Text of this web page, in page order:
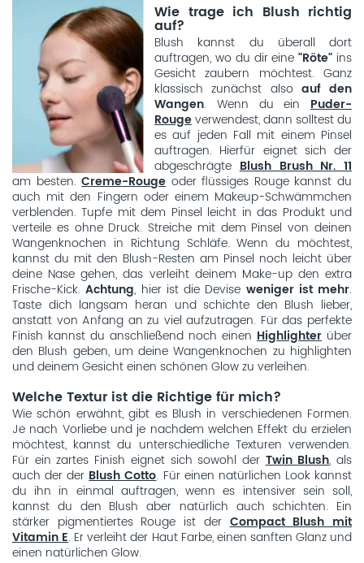
Wie trage ich Blush richtig
auf?
Blush kannst du überall dort
auftragen, wo du dir eine"Röte" ins
Gesicht zaubern möchtest. Ganz
klassisch zunächst also auf den
Wangen. Wenn du ein Puder-
Rougeverwendest, dann solltest du
es auf jeden Fall mit einem Pinsel
auftragen. Hierfür eignet sich der
abgeschrägteBlush Brush Nr. 11
am besten.Creme-Rougeoder flüssiges Rouge kannst du
auch mit den Fingern oder einem Makeup-Schwämmchen
verblenden. Tupfe mit dem Pinsel leicht in das Produkt und
verteile es ohne Druck. Streiche mit dem Pinsel von deinen
Wangenknochen in Richtung Schläfe. Wenn du möchtest,
kannst du mit den Blush-Resten am Pinsel noch leicht über
deine Nase gehen, das verleiht deinem Make-up den extra
Frische-Kick.Achtung, hier ist die Devise weniger ist mehr.
Taste dich langsam heran und schichte den Blush lieber,
anstatt von Anfang an zu viel aufzutragen. Für das perfekte
Finish kannst du anschließend noch einen Highlighter über
den Blush geben, um deine Wangenknochen zu highlighten
und deinem Gesicht einen schönen Glow zu verleihen.
Welche Textur ist die Richtige für mich?
Wie schön erwähnt, gibt es Blush in verschiedenen Formen.
Je nach Vorliebe und je nachdem welchen Effekt du erzielen
möchtest, kannst du unterschiedliche Texturen verwenden.
Für ein zartes Finish eignet sich sowohl derTwin Blush, als
auch der derBlush Cotto. Für einen natürlichen Look kannst
du ihn in einmal auftragen, wenn es intensiver sein soll,
kannst du den Blush aber natürlich auch schichten. Ein
stärker pigmentiertes Rouge ist derCompact Blush mit
Vitamin E. Er verleiht der Haut Farbe, einen sanften Glanz und
einen natürlichen Glow.